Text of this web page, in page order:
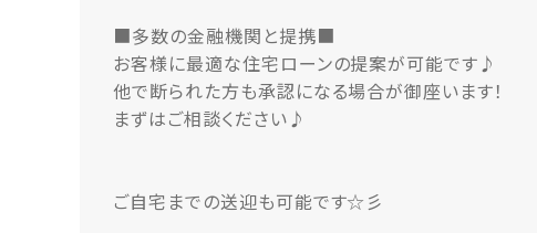
■多数の金融機関と提携■
お客様に最適な住宅ローンの提案が可能です♪
他で断られた方も承認になる場合が御座います！
まずはご相談ください♪
ご自宅までの送迎も可能です☆彡